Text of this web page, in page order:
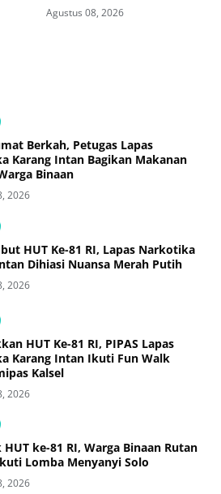
Hingga Baksos
Agustus 08, 2026
Berkah, Petugas Lapas
Karang Intan Bagikan Makanan
Binaan
2026
HUT Ke-81 RI, Lapas Narkotika
Dihiasi Nuansa Merah Putih
2026
HUT Ke-81 RI, PIPAS Lapas
Karang Intan Ikuti Fun Walk
Kalsel
2026
HUT ke-81 RI, Warga Binaan Rutan
Lomba Menyanyi Solo
2026